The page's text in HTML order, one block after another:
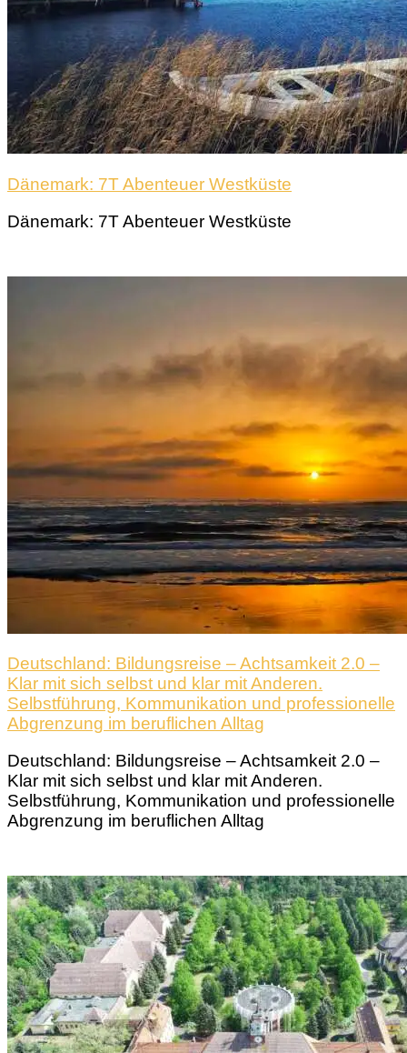
Dänemark: 7T Abenteuer Westküste
Dänemark: 7T Abenteuer Westküste
Deutschland: Bildungsreise – Achtsamkeit 2.0 –
Klar mit sich selbst und klar mit Anderen.
Selbstführung, Kommunikation und professionelle
Abgrenzung im beruflichen Alltag
Deutschland: Bildungsreise – Achtsamkeit 2.0 –
Klar mit sich selbst und klar mit Anderen.
Selbstführung, Kommunikation und professionelle
Abgrenzung im beruflichen Alltag